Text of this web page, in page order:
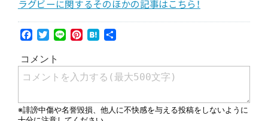
ラグビーに関するそのほかの記事はこちら！
Facebook
Twitter
LinePinterest
Hatena
共